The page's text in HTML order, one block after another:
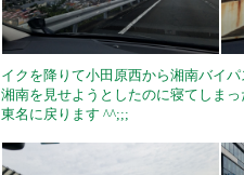
イクを降りて小田原西から湘南バイパ
湘南を見せようとしたのに寝てしまっ
東名に戻ります ^^;;;